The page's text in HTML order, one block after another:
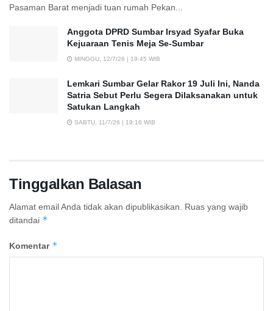
Pasaman Barat menjadi tuan rumah Pekan...
Anggota DPRD Sumbar Irsyad Syafar Buka
Kejuaraan Tenis Meja Se-Sumbar
MINGGU, 12/7/26 | 19:45 WIB
Lemkari Sumbar Gelar Rakor 19 Juli Ini, Nanda
Satria Sebut Perlu Segera Dilaksanakan untuk
Satukan Langkah
SABTU, 11/7/26 | 19:16 WIB
Tinggalkan Balasan
Alamat email Anda tidak akan dipublikasikan. Ruas yang wajib
ditandai *
Komentar *